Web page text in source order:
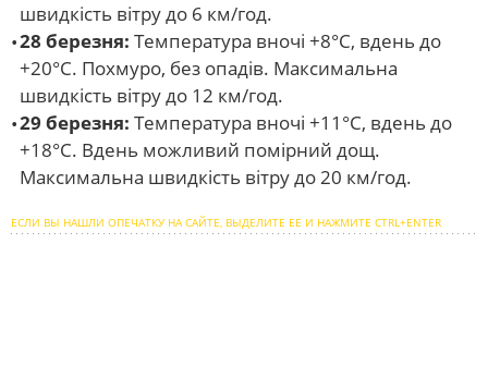
швидкість вітру до 6 км/год.
28 березня: Температура вночі +8°С, вдень до
+20°С. Похмуро, без опадів. Максимальна
швидкість вітру до 12 км/год.
29 березня: Температура вночі +11°С, вдень до
+18°С. Вдень можливий помірний дощ.
Максимальна швидкість вітру до 20 км/год.
ЕСЛИ ВЫ НАШЛИ ОПЕЧАТКУ НА САЙТЕ, ВЫДЕЛИТЕ ЕЕ И НАЖМИТЕ CTRL+ENTER